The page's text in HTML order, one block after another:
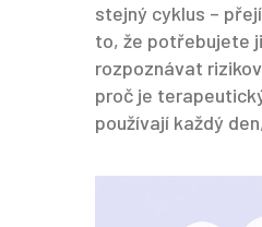
stejný cyklus –
to, že potřebujete
rozpoznávat
proč je
používají každý